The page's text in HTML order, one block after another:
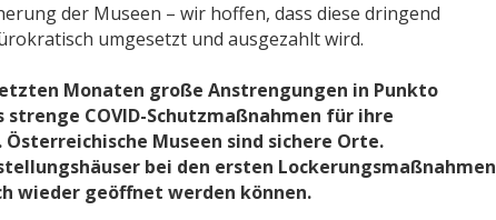
der Museen – wir hoffen, dass diese dringend
umgesetzt und ausgezahlt wird.
Monaten große Anstrengungen in Punkto
COVID-Schutzmaßnahmen für ihre
Museen sind sichere Orte.
bei den ersten Lockerungsmaßnahmen
wieder geöffnet werden können.